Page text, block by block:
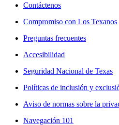
Contáctenos
Compromiso con Los Texanos
Preguntas frecuentes
Accesibilidad
Seguridad Nacional de Texas
Políticas de inclusión y
Aviso de normas sobre la
Navegación 101